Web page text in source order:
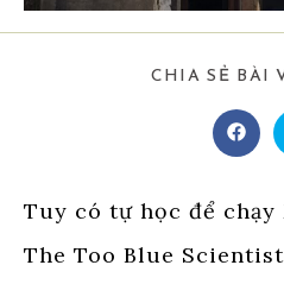
CHIA SẺ BÀI
Opens
in
Tuy có tự học để
The Too Blue